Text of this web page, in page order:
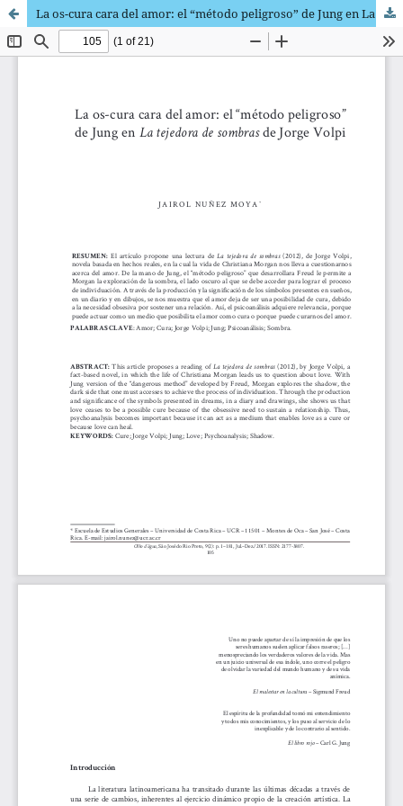
La os-cura cara del amor: el “método peligroso” de Jung en La tejedora de sombras de Jorge Volpi